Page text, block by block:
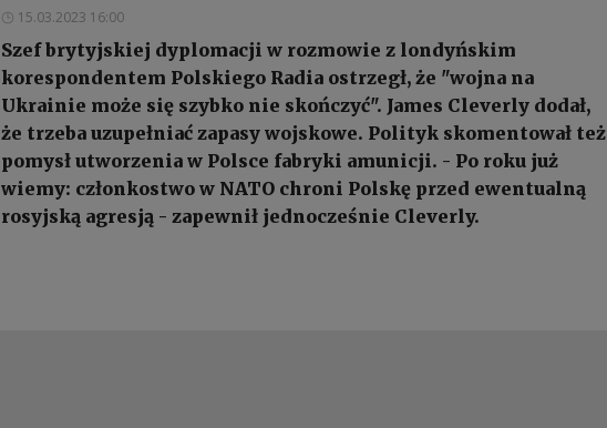
15.03.2023 16:00
Szef brytyjskiej dyplomacji w rozmowie z londyńskim
korespondentem Polskiego Radia ostrzegł, że "wojna na
Ukrainie może się szybko nie skończyć". James Cleverly dodał,
że trzeba uzupełniać zapasy wojskowe. Polityk skomentował też
pomysł utworzenia w Polsce fabryki amunicji. - Po roku już
wiemy: członkostwo w NATO chroni Polskę przed ewentualną
rosyjską agresją - zapewnił jednocześnie Cleverly.